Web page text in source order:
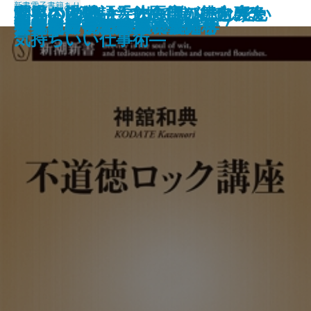
男と女―恋愛の落とし前―
過剰反応な人たち
お客さん物語―飲食店の舞台裏と
料理人の本音―
国家は巨大ITに勝てるのか
新版 メディアとテロリズム
がんの消滅―天才医師が挑む光免
疫療法―
ウクライナのサイバー戦争
言い訳するブッダ
聞いてはいけない―スルーしてい
い職場言葉―
世界のDXはどこまで進んでいる
か
新書電子書籍あり
不道徳ロック講座
スサノヲの正体
キャリア弱者の成長戦略
ウクライナ戦争の軍事分析
学習院女子と皇室
フィリピンパブ嬢の経済学
幸福な退職―「その日」に向けた
気持ちいい仕事術―
世界史の中のヤバい女たち
交通崩壊
失礼な一言